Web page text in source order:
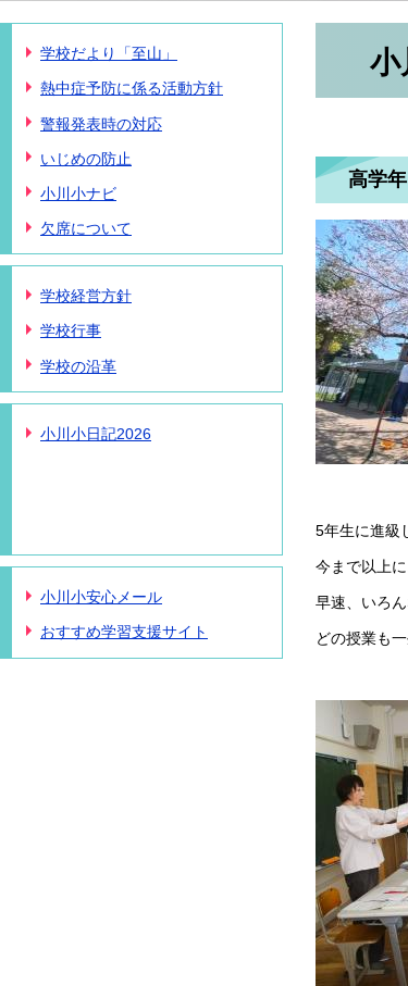
学校だより「至山」
熱中症予防に係る活動方針
警報発表時の対応
いじめの防止
小川小ナビ
欠席について
学校経営方針
学校行事
学校の沿革
小川小日記2026
小川小安心メール
おすすめ学習支援サイト
小
高学
5年生に進級
今まで以上
早速、いろ
どの授業も